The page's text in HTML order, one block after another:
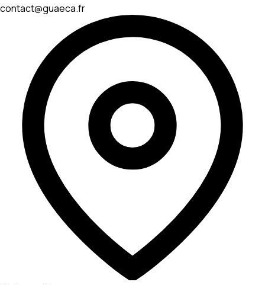
contact@guaeca.fr